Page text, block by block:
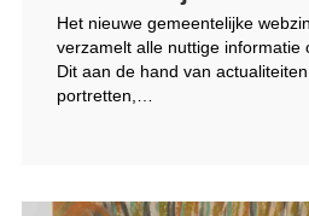
Het nieuwe gemeentelijke
verzamelt alle nuttige informatie
Dit aan de hand van
portretten,…